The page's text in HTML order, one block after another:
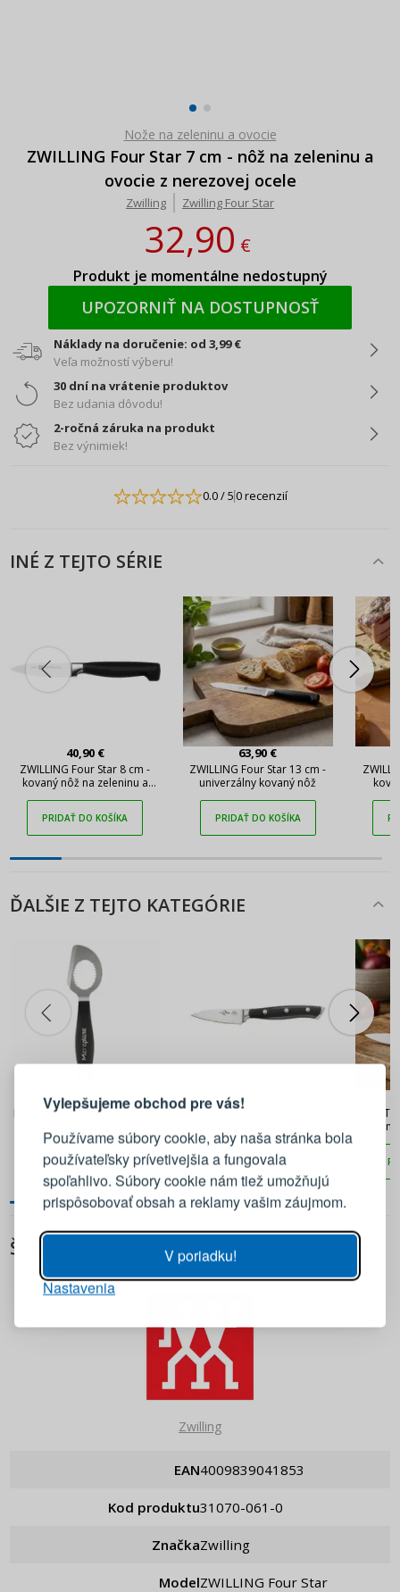
Vylepšujeme obchod pre vás!
Používame súbory cookie, aby naša stránka bola
používateľsky prívetivejšia a fungovala
spoľahlivo. Súbory cookie nám tiež umožňujú
prispôsobovať obsah a reklamy vašim záujmom.
V poriadku!
Nastavenia
Nože na zeleninu a ovocie
ZWILLING Four Star 7 cm - nôž na zeleninu a
ovocie z nerezovej ocele
Zwilling Zwilling Four Star
32,90€
Produkt je momentálne nedostupný
UPOZORNIŤ NA DOSTUPNOSŤ
Náklady na doručenie: od 3,99 €
Veľa možností výberu!
30 dní na vrátenie produktov
Bez udania dôvodu!
2-ročná záruka na produkt
Bez výnimiek!
0.0/ 50 recenzií
INÉ Z TEJTO SÉRIE
40,90 €
ZWILLING Four Star 8 cm -
kovaný nôž na zeleninu a
PRIDAŤ DO KOŠÍKA
63,90 €
ZWILLING Four Star 13 cm -
univerzálny kovaný nôž
PRIDAŤ DO KOŠÍKA
ĎALŠIE Z TEJTO KATEGÓRIE
31,90 €
MICROPLANE Specialty – nôž
PRIDAŤ DO KOŠÍKA
41,90 €
KUCHENPROFI Primus Short 7
šúpanie zeleniny a ovocia
PRIDAŤ DO KOŠÍKA
nôž
ŠPECIFIKÁCIA
Zwilling
EAN 4009839041853
Kod produktu 31070-061-0
Značka Zwilling
Model ZWILLING Four Star
PRIHLÁSENIE
Prihláste sa k svojmu účtu
E-mail
PRIHLÁSIŤ SA
Pripomenutie hesla